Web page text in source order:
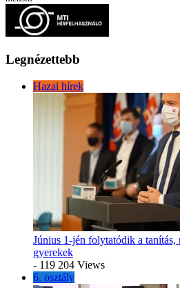
Legnézettebb
Hazai hírek
Június 1-jén folytatódik a tanítás,
gyerekek
- 119 204 Views
6. osztály